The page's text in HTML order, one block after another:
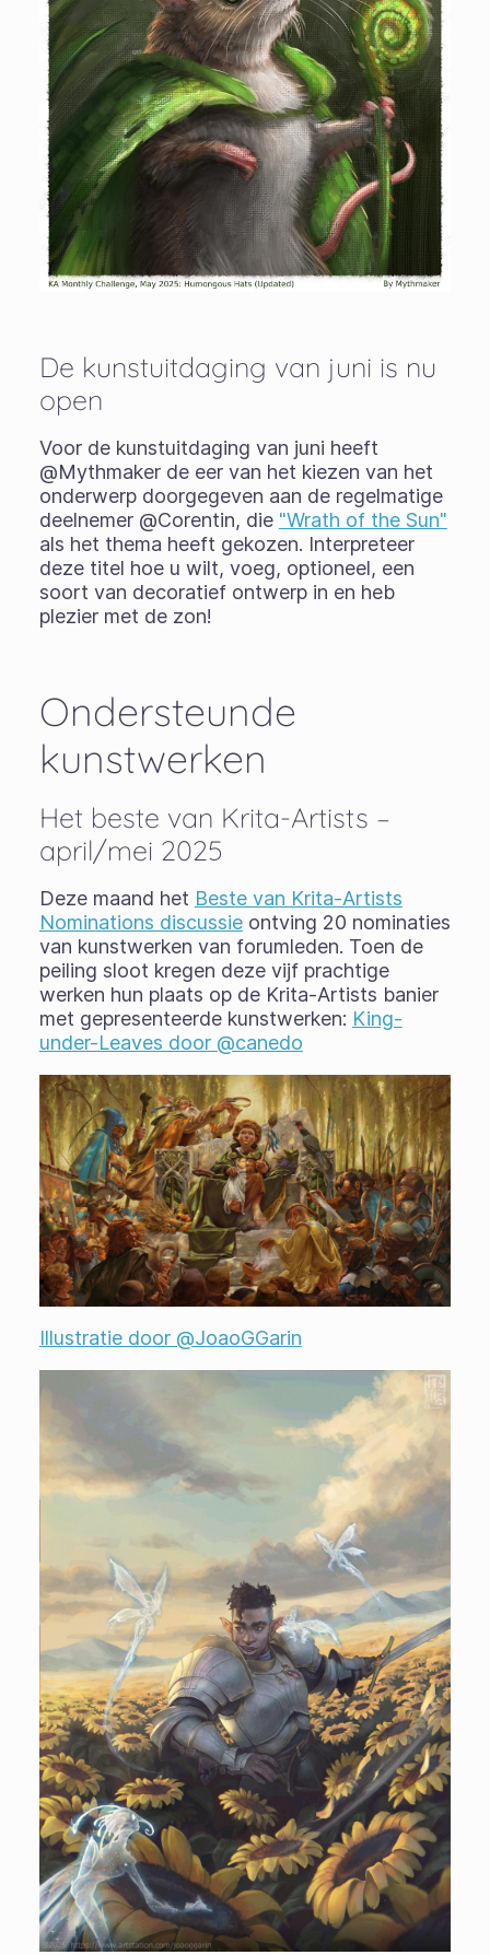
De kunstuitdaging van juni is nu
open
Voor de kunstuitdaging van juni heeft
@Mythmaker de eer van het kiezen van het
onderwerp doorgegeven aan de regelmatige
deelnemer @Corentin, die "Wrath of the Sun"
als het thema heeft gekozen. Interpreteer
deze titel hoe u wilt, voeg, optioneel, een
soort van decoratief ontwerp in en heb
plezier met de zon!
Ondersteunde
kunstwerken
Het beste van Krita-Artists –
april/mei 2025
Deze maand het Beste van Krita-Artists
Nominations discussieontving 20 nominaties
van kunstwerken van forumleden. Toen de
peiling sloot kregen deze vijf prachtige
werken hun plaats op de Krita-Artists banier
met gepresenteerde kunstwerken: King-
under-Leaves door @canedo
Illustratie door @JoaoGGarin